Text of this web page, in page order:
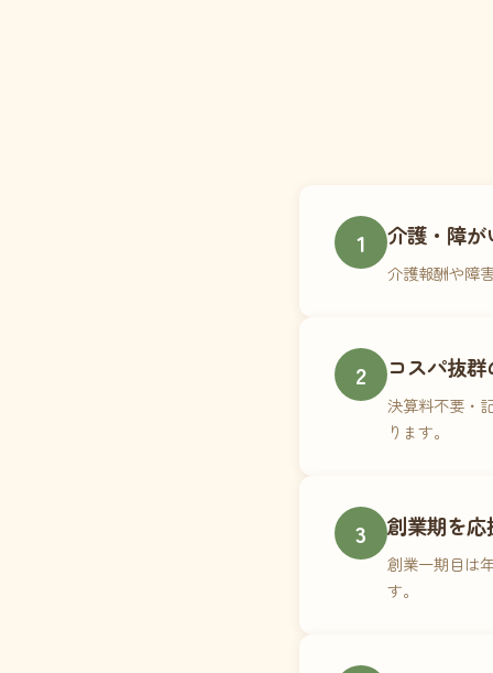
1 介護・障
介護報酬や障
2 コスパ抜
決算料不要・
ります。
3 創業期を応
創業一期目は
す。